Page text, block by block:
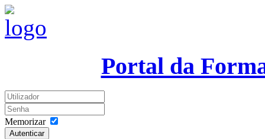
Portal da
Memorizar
Autenticar